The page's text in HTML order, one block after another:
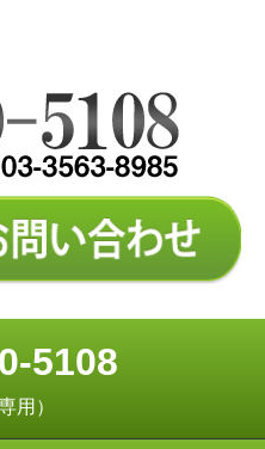
5108
用）